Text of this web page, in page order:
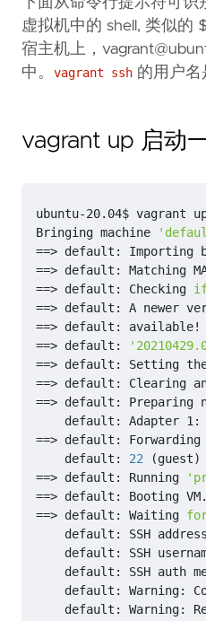
虚拟机中的 shell, 类似的
宿主机上，
中。 vagrant ssh 的用户名
vagrant up 启动
Bringing machine
==> default: Importing
==> default: Matching
==> default: Checking
==> default: A newer
==> default: available!
==> default:
==
==> default: Clearing
==
    default: Adapter 1:
==
    default:
22 (guest)
==> default: Running
==
==> default: Waiting